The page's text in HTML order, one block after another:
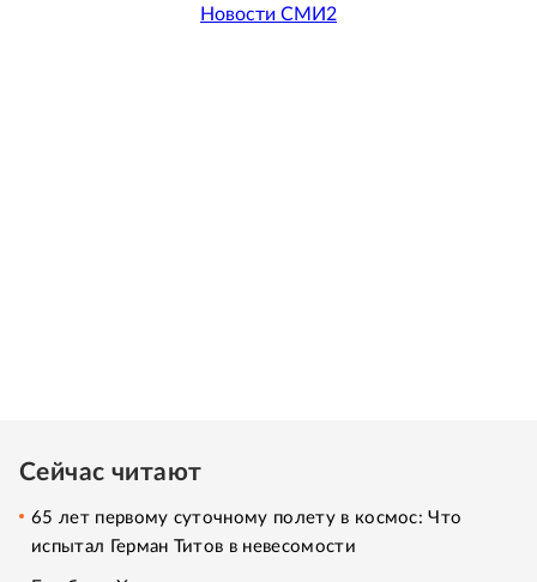
Новости СМИ2
Сейчас читают
65 лет первому суточному полету в космос: Что
испытал Герман Титов в невесомости